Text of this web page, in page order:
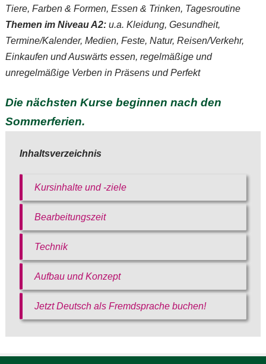
Tiere, Farben & Formen, Essen & Trinken, Tagesroutine
Themen im Niveau A2: u.a. Kleidung, Gesundheit,
Termine/Kalender, Medien, Feste, Natur, Reisen/Verkehr,
Einkaufen und Auswärts essen, regelmäßige und
unregelmäßige Verben in Präsens und Perfekt
Die nächsten Kurse beginnen nach den
Sommerferien.
Inhaltsverzeichnis
Kursinhalte und -ziele
Bearbeitungszeit
Technik
Aufbau und Konzept
Jetzt Deutsch als Fremdsprache buchen!